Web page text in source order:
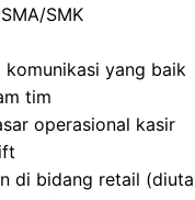
SMK
komunikasi yang baik
tim
operasional kasir
di bidang retail